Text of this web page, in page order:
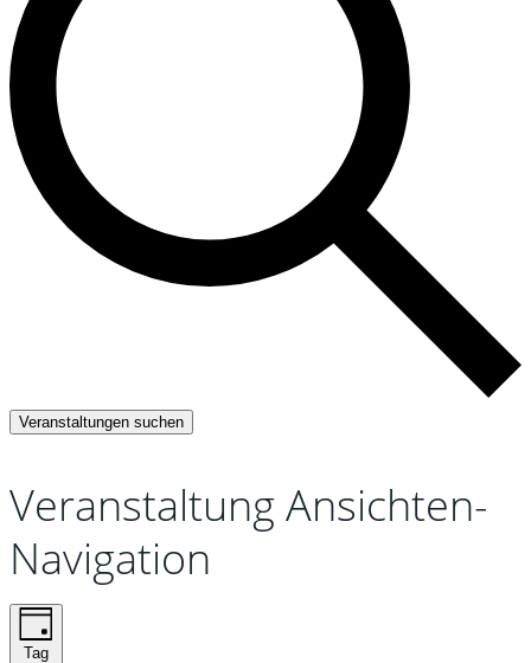
Veranstaltungen suchen
Veranstaltung Ansichten-
Navigation
Tag